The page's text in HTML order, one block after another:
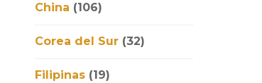
China (106)
Corea del Sur (32)
Filipinas (19)